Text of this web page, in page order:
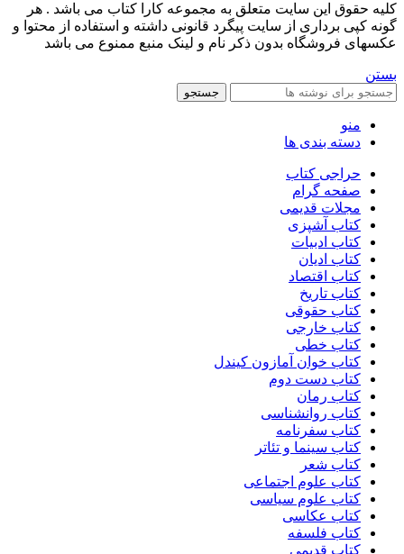
کليه حقوق اين سايت متعلق به مجموعه کارا کتاب می باشد . هر
گونه کپی برداری از سایت پیگرد قانونی داشته و استفاده از محتوا و
عکسهای فروشگاه بدون ذکر نام و لینک منبع ممنوع می باشد
بستن
جستجو
منو
دسته بندی ها
حراجی کتاب
صفحه گرام
مجلات قدیمی
کتاب آشپزی
کتاب ادبیات
کتاب ادیان
کتاب اقتصاد
کتاب تاریخ
کتاب حقوقی
کتاب خارجی
کتاب خطی
کتاب خوان آمازون کیندل
کتاب دست دوم
کتاب رمان
کتاب روانشناسی
کتاب سفرنامه
کتاب سینما و تئاتر
کتاب شعر
کتاب علوم اجتماعی
کتاب علوم سیاسی
کتاب عکاسی
کتاب فلسفه
کتاب قدیمی